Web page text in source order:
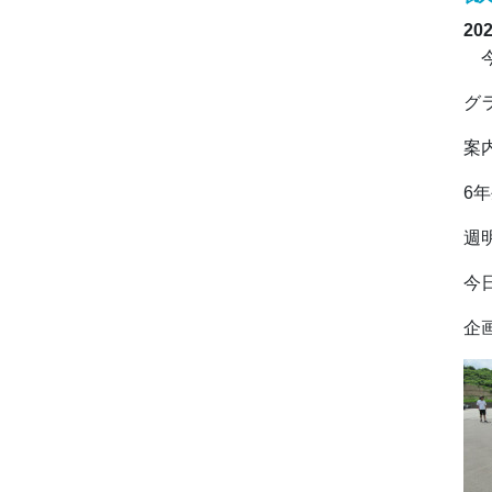
グ
案
6
週
今
企